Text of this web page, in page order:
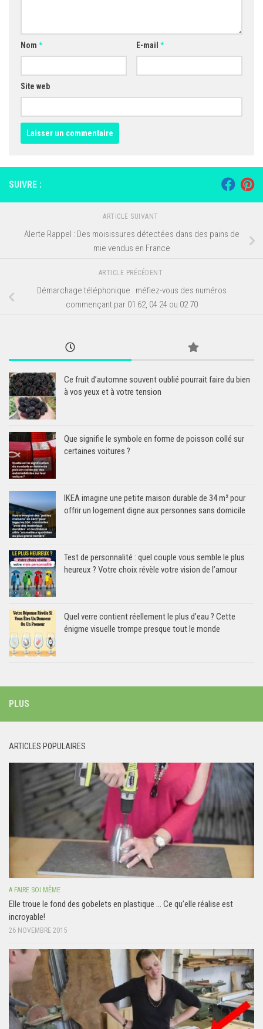
Nom * E-mail *
Site web
SUIVRE :
ARTICLE SUIVANT
Alerte Rappel : Des moisissures détectées dans des pains de
mie vendus en France
ARTICLE PRÉCÉDENT
Démarchage téléphonique : méfiez-vous des numéros
commençant par 01 62, 04 24 ou 02 70
Ce fruit d’automne souvent oublié pourrait faire du bien
à vos yeux et à votre tension
Que signifie le symbole en forme de poisson collé sur
certaines voitures ?
IKEA imagine une petite maison durable de 34 m² pour
offrir un logement digne aux personnes sans domicile
Test de personnalité : quel couple vous semble le plus
heureux ? Votre choix révèle votre vision de l’amour
Quel verre contient réellement le plus d’eau ? Cette
énigme visuelle trompe presque tout le monde
PLUS
ARTICLES POPULAIRES
A FAIRE SOI MÊME
Elle troue le fond des gobelets en plastique … Ce qu’elle réalise est
incroyable!
26 NOVEMBRE 2015